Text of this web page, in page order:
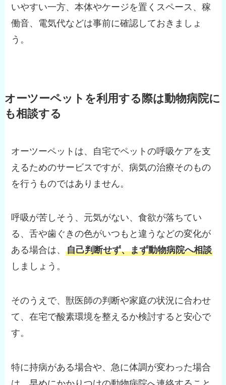
いやすい一方、本体やケージを置くスペース、稼
働音、電気代などは事前に確認しておきましょ
う。
オーツーペットを利用する際は動物病院に
も相談する
オーツーペットは、自宅でペットの呼吸ケアを支
えるためのサービスですが、病気の治療そのもの
を行うものではありません。
呼吸が苦しそう、元気がない、食欲が落ちてい
る、舌や歯ぐきの色がいつもと違うなどの変化が
ある場合は、自己判断せず、まず動物病院へ相談
しましょう。
そのうえで、獣医師の判断や家庭の状況に合わせ
て、在宅で酸素環境を整えるか検討すると安心で
す。
特に持病がある場合や、急に体調が変わった場合